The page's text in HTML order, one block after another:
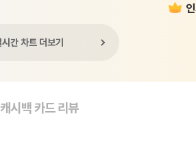
간 차트 더보기
시백 카드 리뷰